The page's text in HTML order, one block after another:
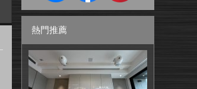
熱門推薦